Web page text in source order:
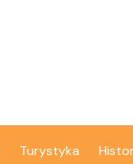
Turystyka